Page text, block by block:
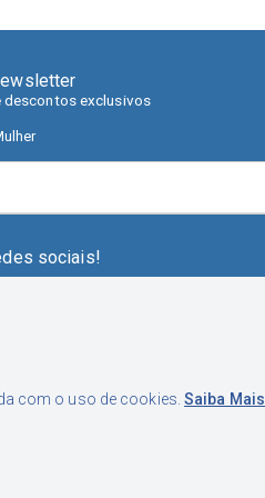
com o uso de cookies.Saiba Mais
descontos exclusivos
sociais!